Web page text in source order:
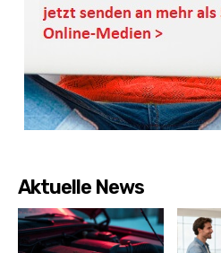
Aktuelle News